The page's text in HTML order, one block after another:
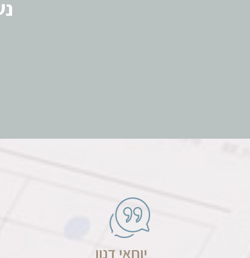
יוחאי דנון